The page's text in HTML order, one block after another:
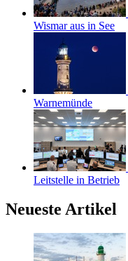
Wismar aus in See
Warnemünde
Leitstelle in Betrieb
Neueste Artikel